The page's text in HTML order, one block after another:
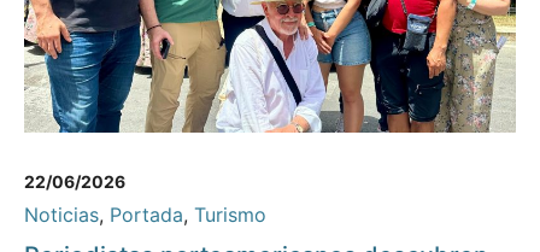
22/06/2026
Noticias, Portada, Turismo